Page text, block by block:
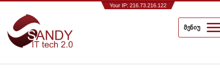
Your IP: 216.73.216.122
მენიუ